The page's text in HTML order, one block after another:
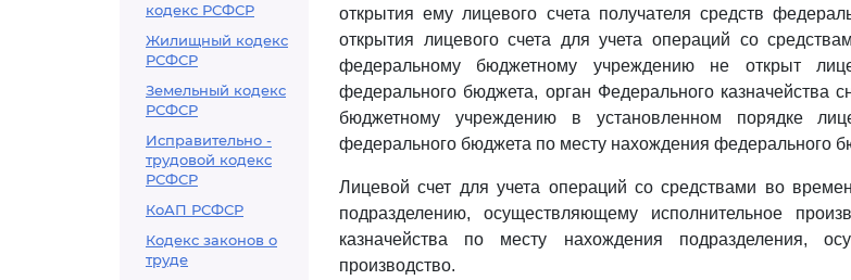
кодекс РСФСР
Жилищный кодекс
РСФСР
Земельный кодекс
РСФСР
Исправительно -
трудовой кодекс
РСФСР
КоАП РСФСР
Кодекс законов о
труде
открытия ему лицевого счета получателя средств
открытия лицевого счета для учета операций со
федеральному бюджетному учреждению не открыт
федерального бюджета, орган Федерального казначейства
бюджетному учреждению в установленном порядке
федерального бюджета по месту нахождения федерального
Лицевой счет для учета операций со средствами во
подразделению, осуществляющему исполнительное
казначейства по месту нахождения подразделения,
производство.